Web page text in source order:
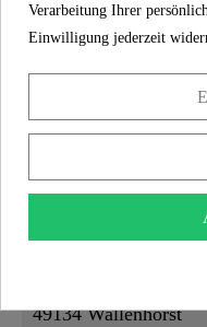
8,0 cm
Franz Joseph
49134 Wallenhorst
Verarbeitung Ihrer
Einwilligung jederzeit